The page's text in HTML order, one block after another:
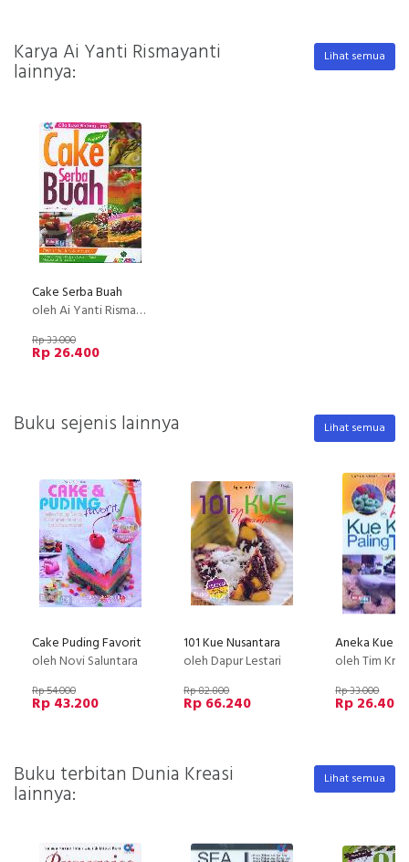
Karya Ai Yanti Rismayanti
lainnya:
Lihat semua
Cake Serba Buah
oleh Ai Yanti Rismayanti
Rp 33.000
Rp 26.400
Buku sejenis lainnya Lihat semua
Cake Puding Favorit
oleh Novi Saluntara
Rp 54.000
Rp 43.200
101 Kue Nusantara
oleh Dapur Lestari
Rp 82.800
Rp 66.240
oleh Tim Kreasi
Rp 33.000
Rp 26.400
Buku terbitan Dunia Kreasi
lainnya:
Lihat semua